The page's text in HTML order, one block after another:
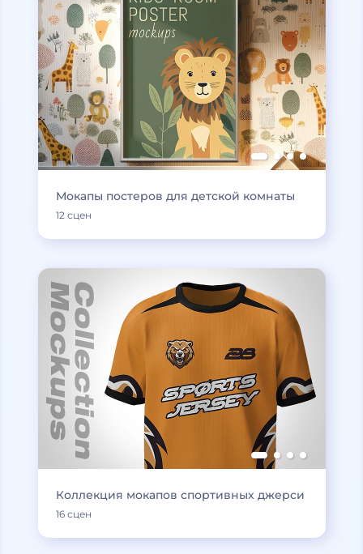
Мокапы постеров для детской комнаты
12 сцен
Коллекция мокапов спортивных джерси
16 сцен